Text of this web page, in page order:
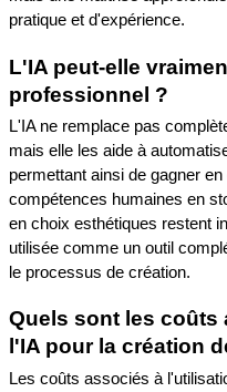
pratique et d'expérience.
L'IA peut-elle
professionnel ?
L'IA ne remplace pas
mais elle les aide à
permettant ainsi de gagner
compétences humaines en
en choix esthétiques restent
utilisée comme un outil
le processus de création.
Quels sont les coûts
l'IA pour la création
Les coûts associés à